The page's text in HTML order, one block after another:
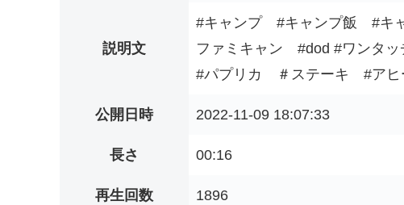
説明文
#キャンプ #キャンプ飯 #キ
ファミキャン #dod #ワンタ
#パプリカ ＃ステーキ #アヒ
公開日時 2022-11-09 18:07:33
長さ 00:16
再生回数 1896